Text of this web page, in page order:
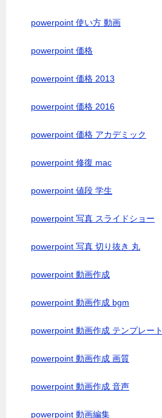
powerpoint 使い方 動画
powerpoint 価格
powerpoint 価格 2013
powerpoint 価格 2016
powerpoint 価格 アカデミック
powerpoint 修復 mac
powerpoint 値段 学生
powerpoint 写真 スライドショー
powerpoint 写真 切り抜き 丸
powerpoint 動画作成
powerpoint 動画作成 bgm
powerpoint 動画作成 テンプレート
powerpoint 動画作成 画質
powerpoint 動画作成 音声
powerpoint 動画編集